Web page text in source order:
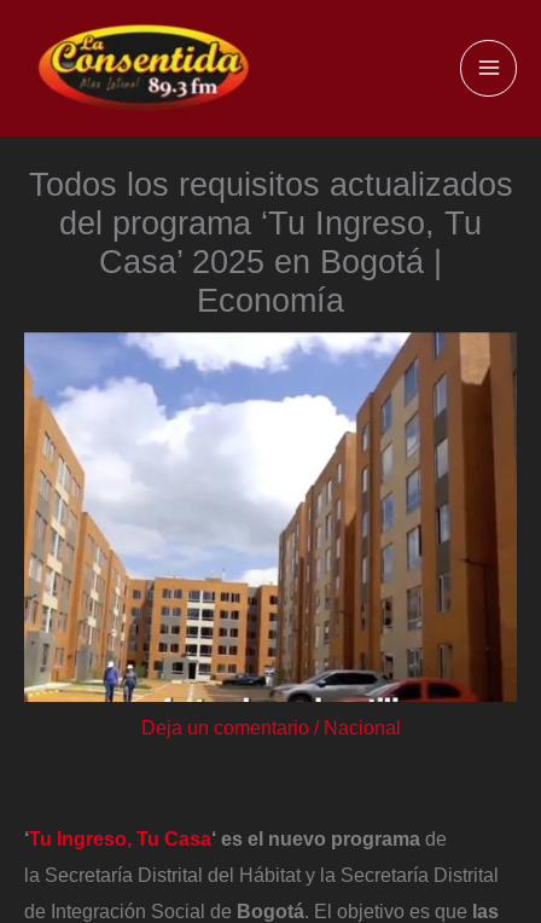
contenido
Todos los requisitos actualizados
del programa ‘Tu Ingreso, Tu
Casa’ 2025 en Bogotá |
Economía
Deja un comentario / Nacional
‘Tu Ingreso, Tu Casa‘ es el nuevo programa de
la Secretaría Distrital del Hábitat y la Secretaría Distrital
de Integración Social de Bogotá. El objetivo es que las